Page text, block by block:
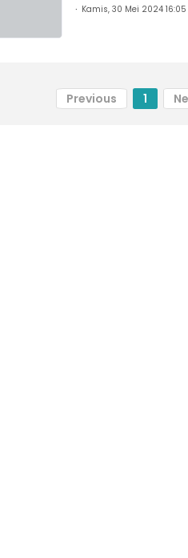
Kamis, 30 Mei 2024 16:05
Previous 1